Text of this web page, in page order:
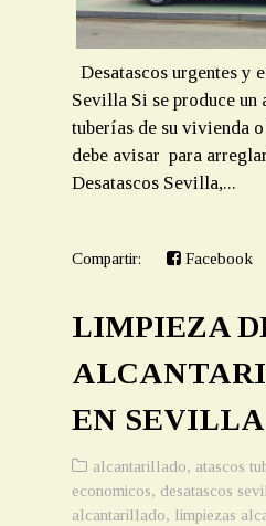
Desatascos urgentes y
Sevilla Si se produce un
tuberías de su vivienda
debe avisar para
Desatascos Sevilla,...
Compartir: Facebook
LIMPIEZA
EN SEVILLA
alcantarillado, atascos
economicos, desatascos
alcantarillado, limpiezas